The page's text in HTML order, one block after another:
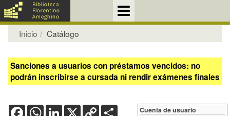
Inicio Catálogo
Sanciones a usuarios con préstamos vencidos: no
podrán inscribirse a cursada ni rendir exámenes finales
FacebookWhatsApp
LinkedIn
X Copy Cuenta de usuario